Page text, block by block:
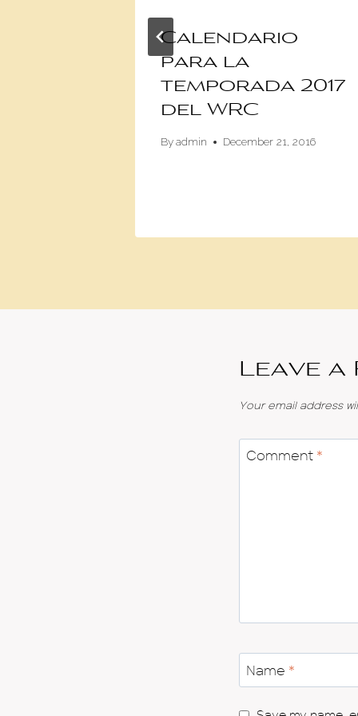
Calendario
para la
temporada 2017
del WRC
Byadmin December 21, 2016
Leave a
Your email address
Comment *
Name *